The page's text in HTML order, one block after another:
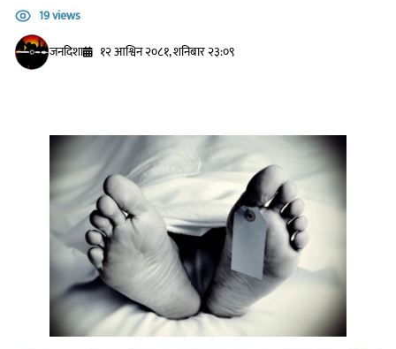
19 views
जनदिशा
१२ आश्विन २०८१, शनिबार २३:०९